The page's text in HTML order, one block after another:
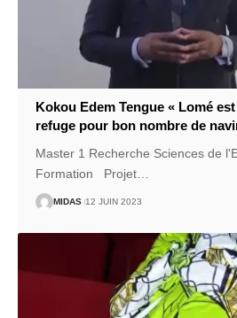
Kokou Edem Tengue « Lomé
refuge pour bon nombre de
Master 1 Recherche Sciences de
Formation Projet
MIDAS 12 JUIN 2023